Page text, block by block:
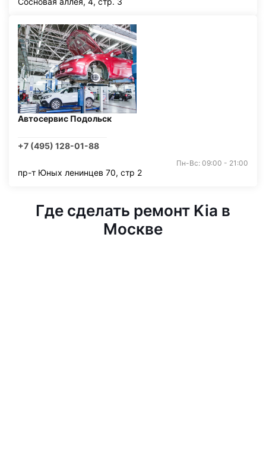
Автосервис Подольск
+7 (495) 128-01-88
Пн-Вс: 09:00 - 21:00
пр-т Юных ленинцев 70, стр 2
Где сделать ремонт Kia в
Москве